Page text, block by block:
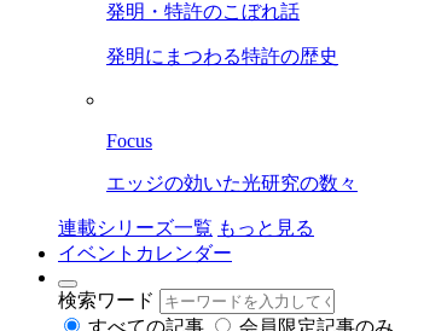
発明・特許のこぼれ話
発明にまつわる特許の歴史
Focus
エッジの効いた光研究の数々
連載シリーズ一覧 もっと見る
イベントカレンダー
検索ワード